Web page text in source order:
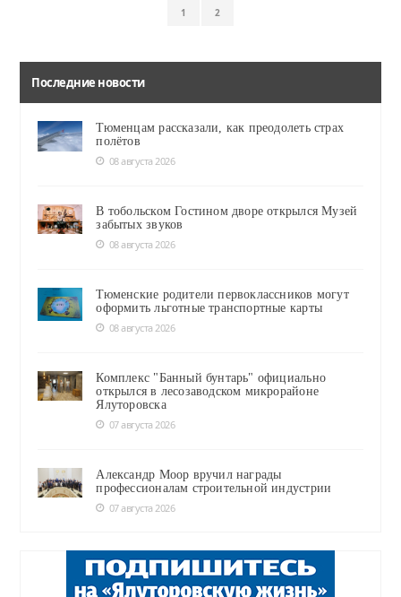
1 2
Последние новости
Тюменцам рассказали, как преодолеть страх
полётов
08 августа 2026
В тобольском Гостином дворе открылся Музей
забытых звуков
08 августа 2026
Тюменские родители первоклассников могут
оформить льготные транспортные карты
08 августа 2026
Комплекс "Банный бунтарь" официально
открылся в лесозаводском микрорайоне
Ялуторовска
07 августа 2026
Александр Моор вручил награды
профессионалам строительной индустрии
07 августа 2026